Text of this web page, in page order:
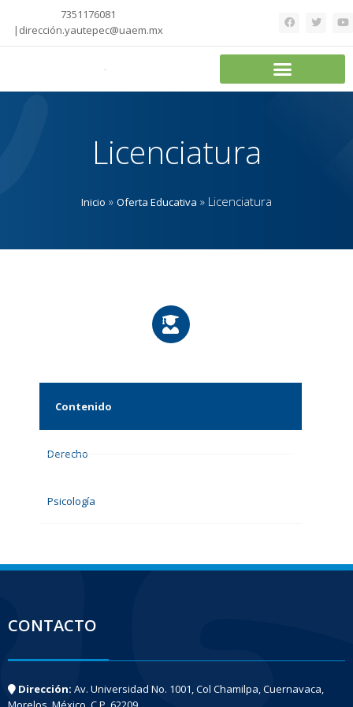
7351176081
|dirección.yautepec@uaem.mx
Licenciatura
Inicio » Oferta Educativa » Licenciatura
Contenido
Derecho
Psicología
CONTACTO
Dirección: Av. Universidad No. 1001, Col Chamilpa, Cuernavaca,